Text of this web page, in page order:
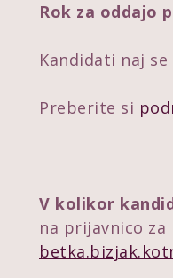
Rok za oddajo
Kandidati naj
Preberite si
V kolikor
na prijavnico